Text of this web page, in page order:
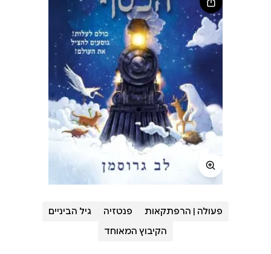
פעולה | הרפתקאות פנטזיה
גיל הביניים
הקיבוץ המאוחד